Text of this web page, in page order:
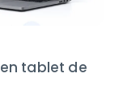
tablet de